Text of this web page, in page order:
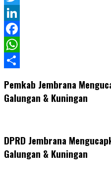
Twitter
LinkedIn
Facebook
WhatsApp
Pemkab Jembrana
Galungan & Kuningan
DPRD Jembrana
Galungan & Kuningan